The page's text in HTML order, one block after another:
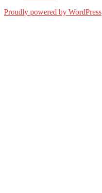
Proudly powered by WordPress